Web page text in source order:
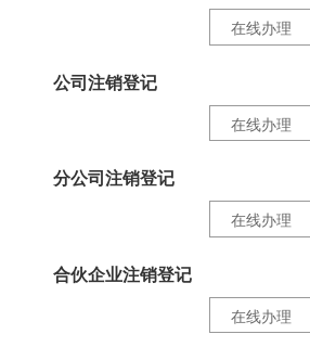
在线办理
公司注销登记
在线办理
分公司注销登记
在线办理
合伙企业注销登记
在线办理